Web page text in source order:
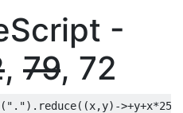
-
, 79, 72
( "."). reduce((x,y)->+y+x*256